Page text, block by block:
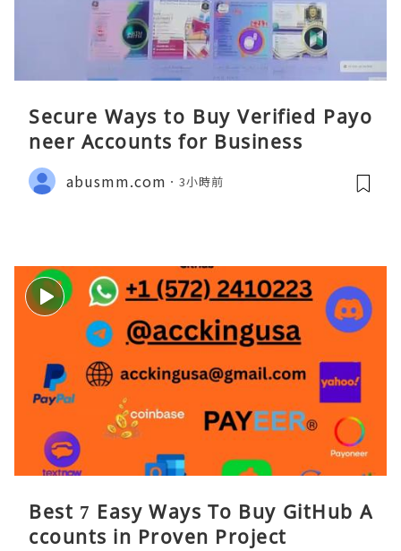
Secure Ways to Buy Verified Payo
neer Accounts for Business
abusmm.com 3小時前
Best 7 Easy Ways To Buy GitHub A
ccounts in Proven Project